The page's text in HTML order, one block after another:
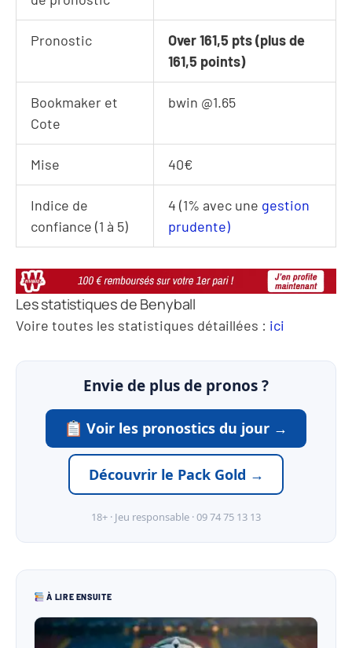
Pronostic
Over 161,5 pts (plus de
161,5 points)
Bookmaker et
Cote
bwin @1.65
Mise 40€
Indice de
confiance (1 à 5)
4 (1% avec une gestion
prudente)
Les statistiques de Benyball
Voire toutes les statistiques détaillées : ici
Envie de plus de pronos ?
Voir les pronostics du jour →
Découvrir le Pack Gold →
18+ · Jeu responsable · 09 74 75 13 13
À LIRE ENSUITE